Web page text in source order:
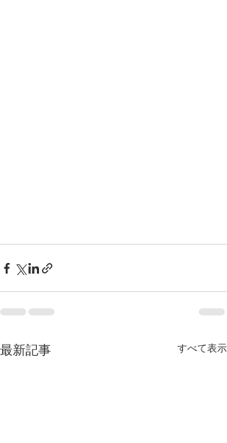
最新記事 すべて表示